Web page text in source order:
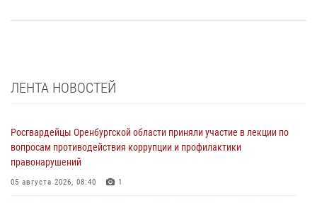
ЛЕНТА НОВОСТЕЙ
Росгвардейцы Оренбургской области приняли участие в лекции по
вопросам противодействия коррупции и профилактики
правонарушений
05 августа 2026, 08:40 1